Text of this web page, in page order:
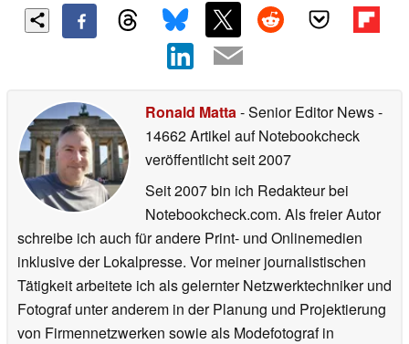
Ronald Matta- Senior Editor News-
14662 Artikel auf Notebookcheck
veröffentlichtseit 2007
Seit 2007 bin ich Redakteur bei
Notebookcheck.com. Als freier Autor
schreibe ich auch für andere Print- und Onlinemedien
inklusive der Lokalpresse. Vor meiner journalistischen
Tätigkeit arbeitete ich als gelernter Netzwerktechniker und
Fotograf unter anderem in der Planung und Projektierung
von Firmennetzwerken sowie als Modefotograf in